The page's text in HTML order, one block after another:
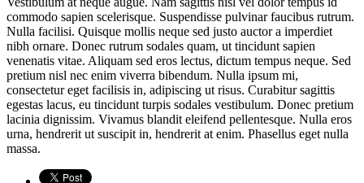
commodo sapien scelerisque. Suspendisse pulvinar faucibus rutrum.
Nulla facilisi. Quisque mollis neque sed justo auctor a imperdiet
nibh ornare. Donec rutrum sodales quam, ut tincidunt sapien
venenatis vitae. Aliquam sed eros lectus, dictum tempus neque. Sed
pretium nisl nec enim viverra bibendum. Nulla ipsum mi,
consectetur eget facilisis in, adipiscing ut risus. Curabitur sagittis
egestas lacus, eu tincidunt turpis sodales vestibulum. Donec pretium
lacinia dignissim. Vivamus blandit eleifend pellentesque. Nulla eros
urna, hendrerit ut suscipit in, hendrerit at enim. Phasellus eget nulla
massa.